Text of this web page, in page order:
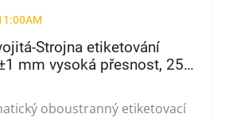
Strojna etiketování
mm vysoká přesnost, 25-
oboustranný etiketovací